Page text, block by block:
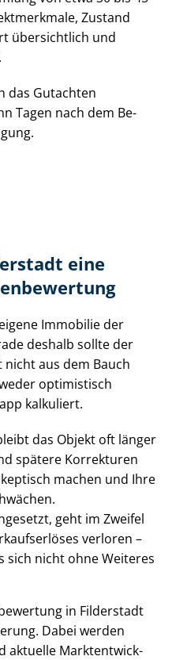
Zustand
übersichtlich und
das Gutachten
Tagen nach dem Be­
eine
Immobilie der
deshalb sollte der
aus dem Bauch
optimistisch
kalkuliert.
das Objekt oft länger
spätere Korrekturen
machen und Ihre
geht im Zweifel
verloren –
sich nicht ohne Weiteres
in Filderstadt
Dabei werden
aktuelle Markt­ent­wick­